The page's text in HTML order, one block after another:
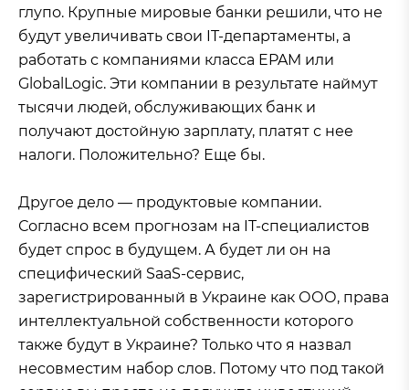
глупо. Крупные мировые банки решили, что не
будут увеличивать свои IT-департаменты, а
работать с компаниями класса EPAM или
GlobalLogic. Эти компании в результате наймут
тысячи людей, обслуживающих банк и
получают достойную зарплату, платят с нее
налоги. Положительно? Еще бы.
Другое дело — продуктовые компании.
Согласно всем прогнозам на IT-специалистов
будет спрос в будущем. А будет ли он на
специфический SaaS-сервис,
зарегистрированный в Украине как ООО, права
интеллектуальной собственности которого
также будут в Украине? Только что я назвал
несовместим набор слов. Потому что под такой